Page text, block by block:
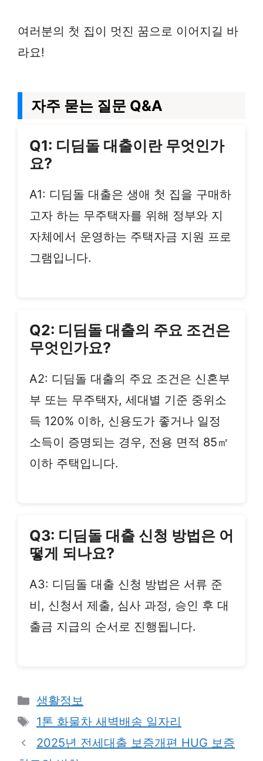
여러분의 첫 집이 멋진 꿈으로 이어지길 바
라요!
자주 묻는 질문 Q&A
Q1: 디딤돌 대출이란 무엇인가
요?
A1: 디딤돌 대출은 생애 첫 집을 구매하
고자 하는 무주택자를 위해 정부와 지
자체에서 운영하는 주택자금 지원 프로
그램입니다.
Q2: 디딤돌 대출의 주요 조건은
무엇인가요?
A2: 디딤돌 대출의 주요 조건은 신혼부
부 또는 무주택자, 세대별 기준 중위소
득 120% 이하, 신용도가 좋거나 일정
소득이 증명되는 경우, 전용 면적 85㎡
이하 주택입니다.
Q3: 디딤돌 대출 신청 방법은 어
떻게 되나요?
A3: 디딤돌 대출 신청 방법은 서류 준
비, 신청서 제출, 심사 과정, 승인 후 대
출금 지급의 순서로 진행됩니다.
Categories
생활정보
Tags
1톤 화물차 새벽배송 일자리
2025년 전세대출 보증개편 HUG 보증